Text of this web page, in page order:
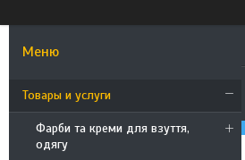
Товары и услуги
Фарби та креми для взуття,
одягу